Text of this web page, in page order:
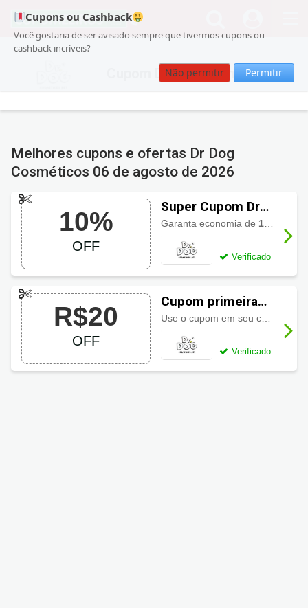
Cupons ou Cashback
Você gostaria de ser avisado sempre que tivermos cupons ou
cashback incríveis?
Não permitir Permitir
Cupom Dr Dog Cosméticos
Melhores cupons e ofertas Dr Dog
Cosméticos 06 de agosto de 2026
10%
OFF
Super Cupom Dr
Dog Cosméticos
com 10% OFF
Garanta economia de 10% de desconto
Verificado
R$20
OFF
Cupom primeira
compra Dr Dog
Cosméticos R$20
OFF
Verificado